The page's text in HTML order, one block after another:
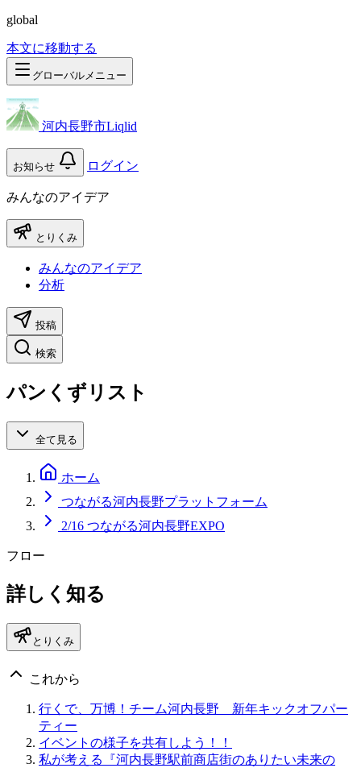
global
本文に移動する
グローバルメニュー
河内長野市Liqlid
お知らせ ログイン
みんなのアイデア
とりくみ
みんなのアイデア
分析
投稿
検索
パンくずリスト
全て見る
ホーム
つながる河内長野プラットフォーム
2/16 つながる河内長野EXPO
フロー
詳しく知る
とりくみ
これから
行くで、万博！チーム河内長野 新年キックオフパー
ティー
イベントの様子を共有しよう！！
私が考える『河内長野駅前商店街のありたい未来の